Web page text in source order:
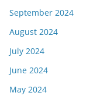
September 2024
August 2024
July 2024
June 2024
May 2024